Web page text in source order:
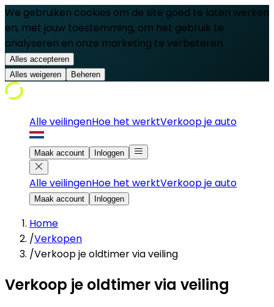
We gebruiken cookies om de site goed te laten werken
en, met jouw toestemming, om het gebruik te
analyseren en onze marketing te verbeteren.
Alles accepteren
Alles weigeren
Beheren
Alle veilingenHoe het werktVerkoop je auto
Maak account Inloggen
Alle veilingenHoe het werktVerkoop je auto
Maak account Inloggen
Home
/Verkopen
/Verkoop je oldtimer via veiling
Verkoop je oldtimer via veiling